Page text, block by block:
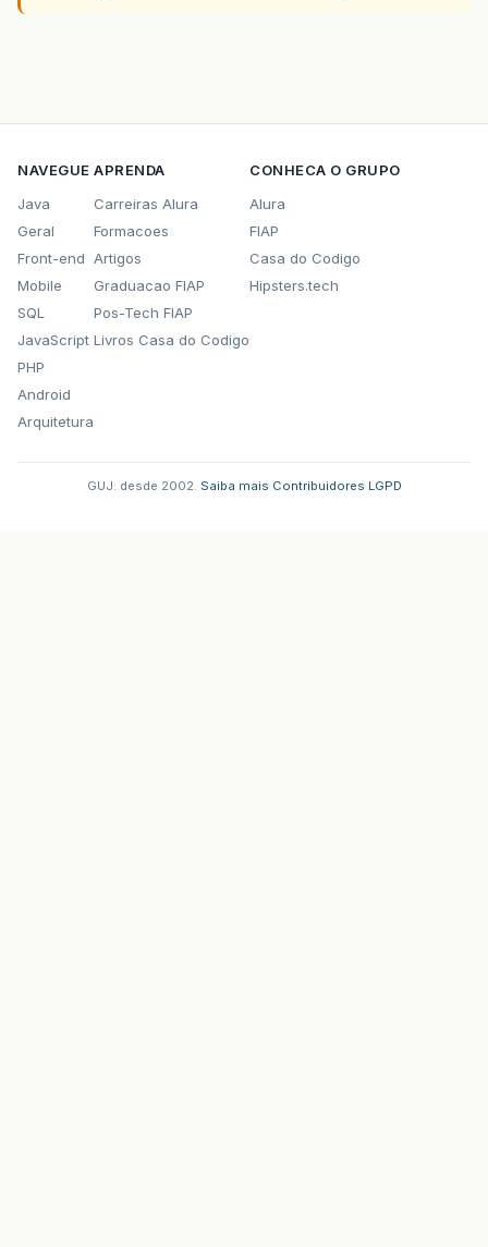
NAVEGUE
Java
Geral
Front-end
Mobile
SQL
JavaScript
PHP
Android
Arquitetura
APRENDA
Carreiras Alura
Formacoes
Artigos
Graduacao FIAP
Pos-Tech FIAP
Livros Casa do Codigo
CONHECA O GRUPO
Alura
FIAP
Casa do Codigo
Hipsters.tech
GUJ: desde 2002. Saiba mais Contribuidores LGPD